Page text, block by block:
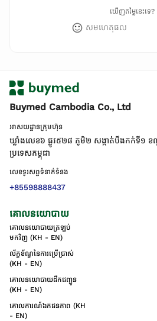
ឃើញតម្លៃនេះទេ?
សមហេតុផល
Buymed Cambodia Co., Ltd
អាសយដ្ឋានក្រុមហ៊ុន
ឃ្លាំងលេខ៦ ផ្លូវ៥២៨ ភូមិ២ សង្កាត់់បឹងកក់ទី១
ប្រទេសកម្ពុជា
លេខទូរសព្ទទំនាក់ទំនង
+85598888437
គោលនយោបាយ
គោលនយោបាយត្រឡប់
មកវិញ (KH - EN)
ល័ក្ខខ័ណ្ឌនៃការប្រើប្រាស់
(KH - EN)
គោលនយោបាយដឹកជញ្ជូន
(KH - EN)
គោលការណ៍ឯកជនភាព (KH
- EN)